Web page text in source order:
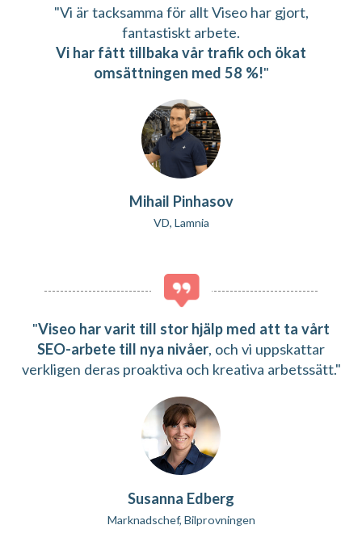
Mihail Pinhasov
VD, Lamnia
"Vi är tacksamma för allt Viseo har gjort,
fantastiskt arbete.
Vi har fått tillbaka vår trafik och ökat
omsättningen med 58 %!"
Susanna Edberg
Marknadschef, Bilprovningen
"Viseo har varit till stor hjälp med att ta vårt
SEO-arbete till nya nivåer, och vi uppskattar
verkligen deras proaktiva och kreativa arbetssätt."